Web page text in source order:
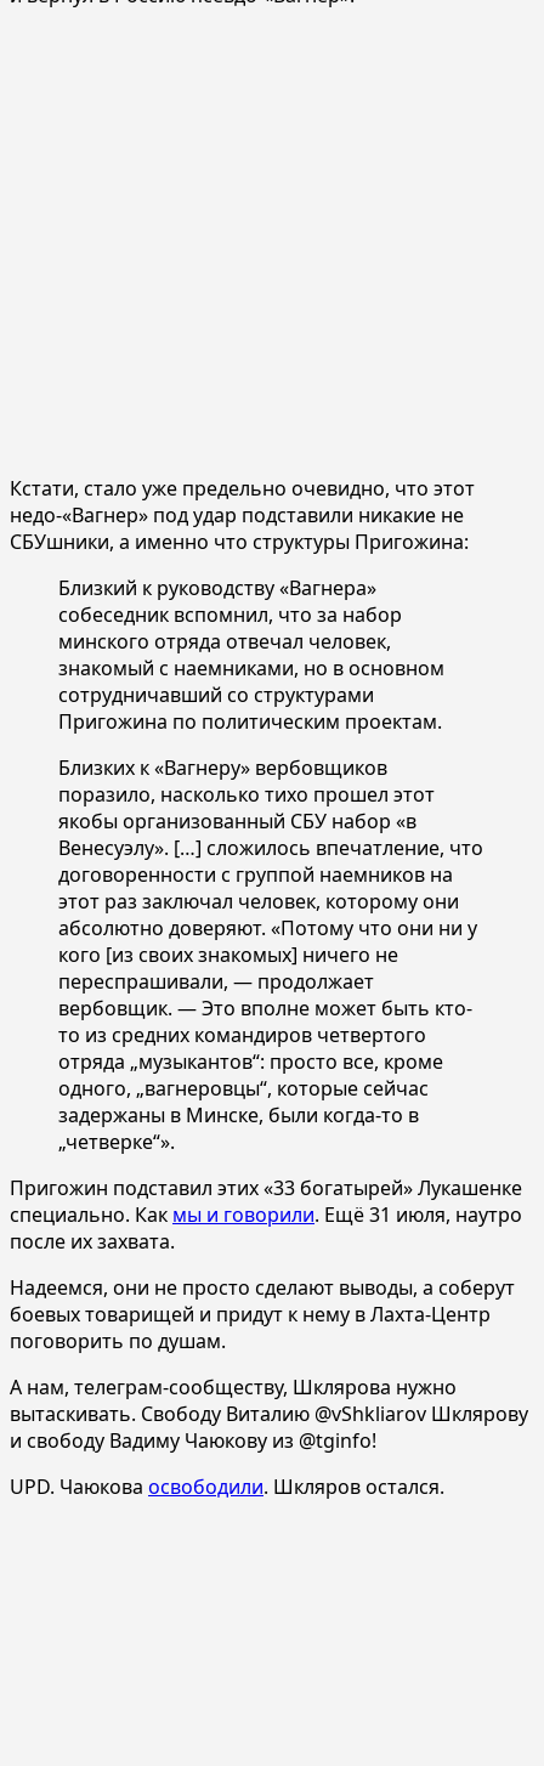
Кстати, стало уже предельно очевидно, что этот
недо-«Вагнер» под удар подставили никакие не
СБУшники, а именно что структуры Пригожина:
Близкий к руководству «Вагнера»
собеседник вспомнил, что за набор
минского отряда отвечал человек,
знакомый с наемниками, но в основном
сотрудничавший со структурами
Пригожина по политическим проектам.
Близких к «Вагнеру» вербовщиков
поразило, насколько тихо прошел этот
якобы организованный СБУ набор «в
Венесуэлу». […] сложилось впечатление, что
договоренности с группой наемников на
этот раз заключал человек, которому они
абсолютно доверяют. «Потому что они ни у
кого [из своих знакомых] ничего не
переспрашивали, — продолжает
вербовщик. — Это вполне может быть кто-
то из средних командиров четвертого
отряда „музыкантов“: просто все, кроме
одного, „вагнеровцы“, которые сейчас
задержаны в Минске, были когда-то в
„четверке“».
Пригожин подставил этих «33 богатырей» Лукашенке
специально. Как мы и говорили. Ещё 31 июля, наутро
после их захвата.
Надеемся, они не просто сделают выводы, а соберут
боевых товарищей и придут к нему в Лахта-Центр
поговорить по душам.
А нам, телеграм-сообществу, Шклярова нужно
вытаскивать. Свободу Виталию @vShkliarov Шклярову
и свободу Вадиму Чаюкову из @tginfo!
UPD. Чаюкова освободили. Шкляров остался.